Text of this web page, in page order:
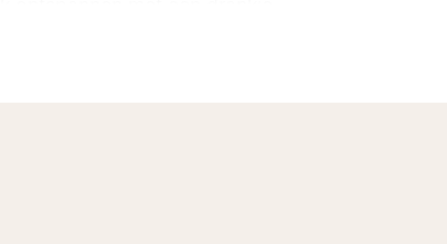
Alle kamers
uit op de weelderig park.